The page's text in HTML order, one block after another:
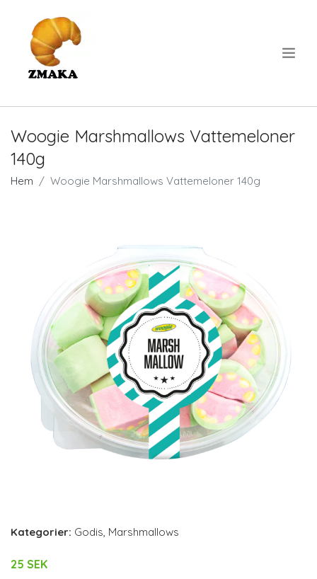
Woogie Marshmallows Vattemeloner
140g
Hem Woogie Marshmallows Vattemeloner 140g
Kategorier: Godis, Marshmallows
25 SEK